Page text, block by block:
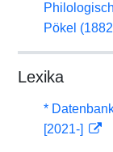
Pökel
Lexika
*
[2021-]